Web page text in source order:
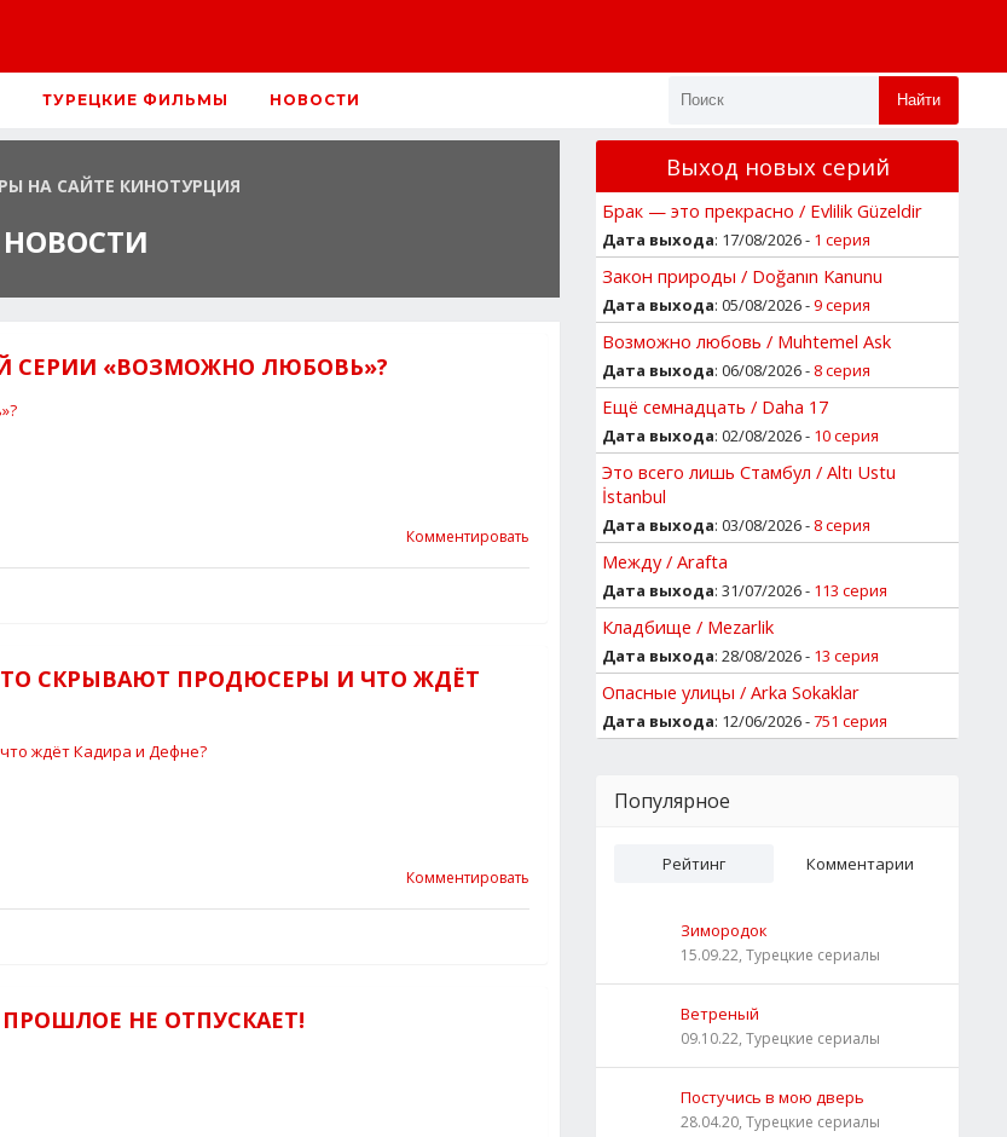
ТУРЕЦКИЕ ФИЛЬМЫ НОВОСТИ Найти
НА САЙТЕ КИНОТУРЦИЯ
СЕРИИ «ВОЗМОЖНО ЛЮБОВЬ»?
Комментировать
СКРЫВАЮТ ПРОДЮСЕРЫ И ЧТО ЖДЁТ
Комментировать
НЕ ОТПУСКАЕТ!
Выход новых серий
Брак — это прекрасно / Evlilik Güzeldir
Дата выхода: 17/08/2026 - 1 серия
Закон природы / Doğanın Kanunu
Дата выхода: 05/08/2026 -9 серия
Возможно любовь / Muhtemel Ask
Дата выхода: 06/08/2026 - 8 серия
Ещё семнадцать / Daha 17
Дата выхода: 02/08/2026 - 10 серия
Это всего лишь Стамбул / Altı Ustu
İstanbul
Дата выхода: 03/08/2026 - 8 серия
Между / Arafta
Дата выхода: 31/07/2026 - 113 серия
Кладбище / Mezarlik
Дата выхода: 28/08/2026 - 13 серия
Опасные улицы / Arka Sokaklar
Дата выхода: 12/06/2026 -751 серия
Популярное
Рейтинг Комментарии
Зимородок
15.09.22, Турецкие сериалы
Ветреный
09.10.22, Турецкие сериалы
Постучись в мою дверь
28.04.20, Турецкие сериалы